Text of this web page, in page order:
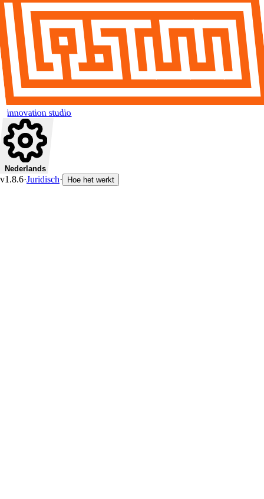
innovation studio
Nederlands
v1.8.6·Juridisch· Hoe het werkt